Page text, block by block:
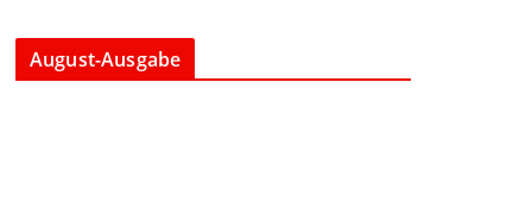
August-Ausgabe